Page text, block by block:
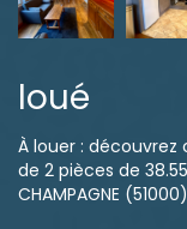
loué
À louer :
de 2 pièces de
CHAMPAGNE